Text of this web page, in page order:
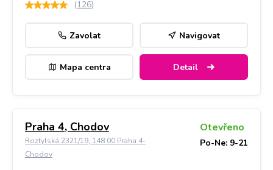
(126)
Zavolat Navigovat
Mapa centra Detail
Praha 4, Chodov
Roztylská 2321/19, 148 00 Praha 4-
Chodov
Otevřeno
Po-Ne: 9-21